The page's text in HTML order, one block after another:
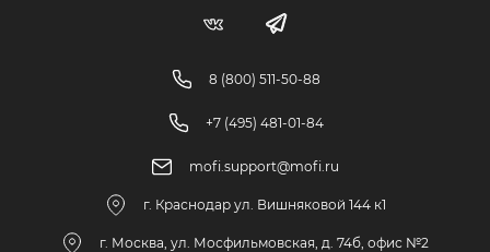
8 (800) 511-50-88
+7 (495) 481-01-84
mofi.support@mofi.ru
г. Краснодар ул. Вишняковой 144 к1
г. Москва, ул. Мосфильмовская, д. 74б, офис №2